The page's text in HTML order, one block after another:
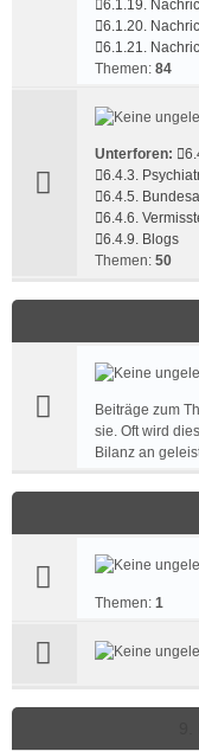
6.1.19.
6.1.20.
6.1.21.
Themen: 84
Unterforen:
6.4.3.
6.4.5.
6.4.6.
6.4.9. Blogs
Themen: 50
Beiträge zum
sie. Oft wird
Bilanz an
Themen: 1